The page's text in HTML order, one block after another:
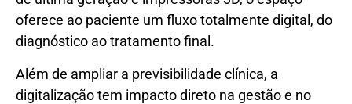
oferece ao paciente um fluxo totalmente digital, do
diagnóstico ao tratamento final.
Além de ampliar a previsibilidade clínica, a
digitalização tem impacto direto na gestão e no